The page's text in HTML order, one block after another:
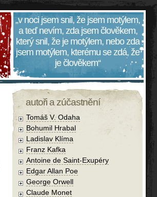
„v noci jsem snil, že jsem motýlem,
a teď nevím, zda jsem člověkem,
který snil, že je motýlem, nebo zda
jsem motýlem, kterému se zdá, že
je člověkem“
autoři a zúčastnění
Tomáš V. Odaha
Bohumil Hrabal
Ladislav Klíma
Franz Kafka
Antoine de Saint-Exupéry
Edgar Allan Poe
George Orwell
Claude Monet